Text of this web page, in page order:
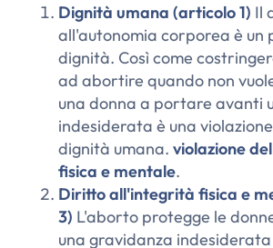
Dignità umana (articolo 1) Il
all'autonomia corporea è un
dignità. Così come
ad abortire quando non
una donna a portare avanti
indesiderata è una
dignità umana. violazione
fisica e mentale.
Diritto all'integrità fisica e
3) L'aborto protegge le
una gravidanza